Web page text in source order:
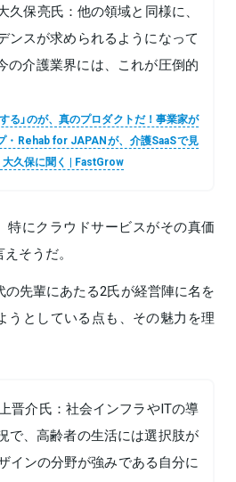
久保亮氏：他の領域と同様に、
ンスが求められるようになって
の介護業界には、これが圧倒的
る」のが、真のプロダクトだ！事業家が
・Rehab for JAPANが、介護SaaSで見
久保に聞く | FastGrow
特にクラウドサービスがその真価
そうだ。
先輩にあたる2氏が経営陣に名を
うとしている点も、その魅力を理
晋介氏：社会インフラやITの導
で、高齢者の生活には選択肢が
ザインの分野が強みである自分に